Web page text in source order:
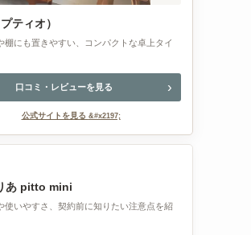
ティオ）
棚にも置きやすい、コンパクトな卓上タイ
口コミ・レビューを見る
公式サイトを見る
あ pitto mini
使いやすさ、契約前に知りたい注意点を紹